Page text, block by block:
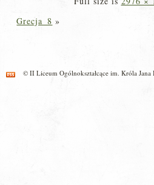
Grecja_8 »
© II Liceum Ogólnokształcące im. Króla